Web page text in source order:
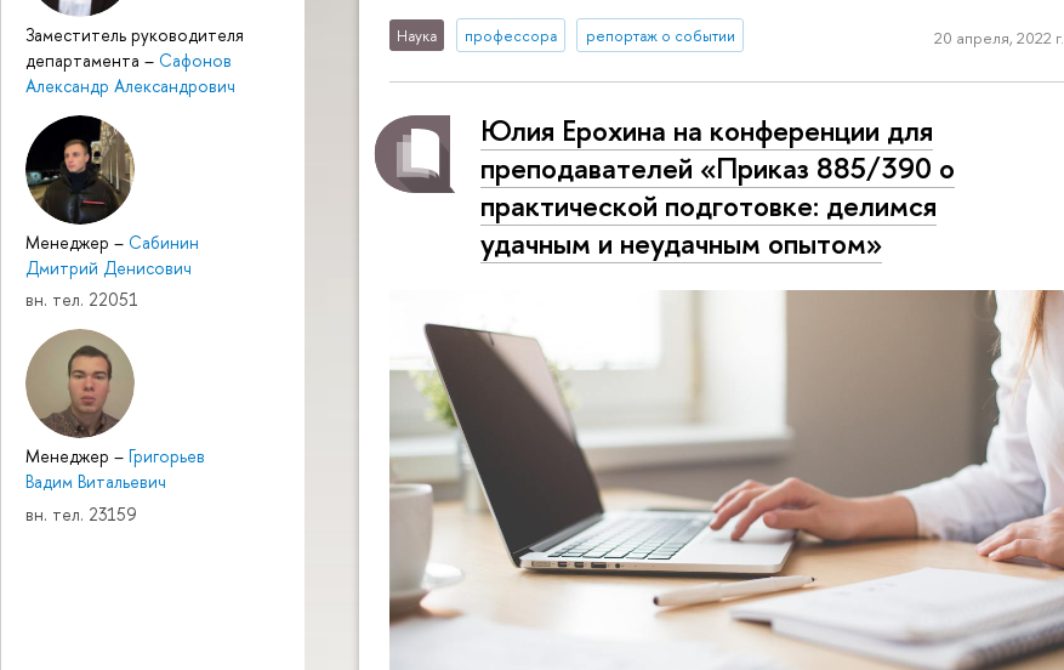
Заместитель руководителя
департамента – Сафонов
Александр Александрович
Менеджер – Сабинин
Дмитрий Денисович
вн. тел. 22051
Менеджер – Григорьев
Вадим Витальевич
вн. тел. 23159
Наука профессора репортаж о событии 20 апреля, 2022 г.
Юлия Ерохина на конференции для
преподавателей «Приказ 885/390 о
практической подготовке: делимся
удачным и неудачным опытом»